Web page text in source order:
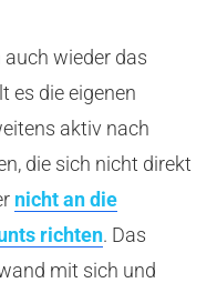
wieder das
es die eigenen
aktiv nach
die sich nicht direkt
nicht an die
richten. Das
mit sich und